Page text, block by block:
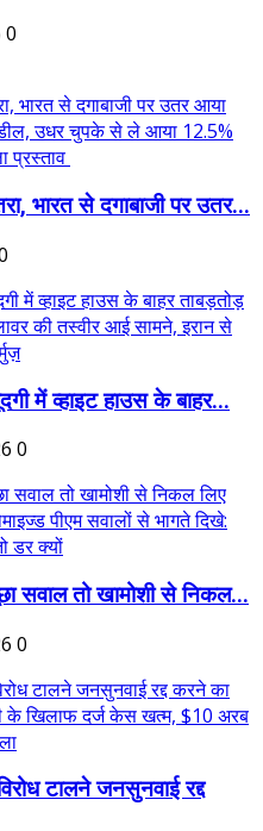
0
भारत से दगाबाजी पर उतर...
में व्हाइट हाउस के बाहर...
0
सवाल तो खामोशी से निकल...
0
टालने जनसुनवाई रद्द